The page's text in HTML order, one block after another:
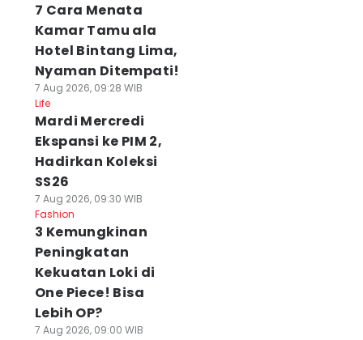
7 Cara Menata
Kamar Tamu ala
Hotel Bintang Lima,
Nyaman Ditempati!
7 Aug 2026, 09:28 WIB
Life
Mardi Mercredi
Ekspansi ke PIM 2,
Hadirkan Koleksi
SS26
7 Aug 2026, 09:30 WIB
Fashion
3 Kemungkinan
Peningkatan
Kekuatan Loki di
One Piece! Bisa
Lebih OP?
7 Aug 2026, 09:00 WIB